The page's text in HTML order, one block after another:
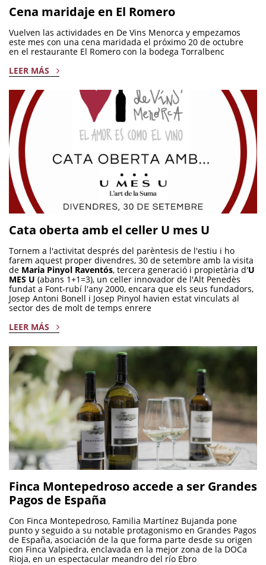
Cena maridaje en El Romero
Vuelven las actividades en De Vins Menorca y empezamos
este mes con una cena maridada el próximo 20 de octubre
en el restaurante El Romero con la bodega Torralbenc
LEER MÁS
Cata oberta amb el celler U mes U
Tornem a l'activitat després del parèntesis de l'estiu i ho
farem aquest proper divendres, 30 de setembre amb la visita
de Maria Pinyol Raventós, tercera generació i propietària d'U
MES U (abans 1+1=3), un celler innovador de l'Alt Penedès
fundat a Font-rubí l'any 2000, encara que els seus fundadors,
Josep Antoni Bonell i Josep Pinyol havien estat vinculats al
sector des de molt de temps enrere
LEER MÁS
Finca Montepedroso accede a ser Grandes
Pagos de España
Con Finca Montepedroso, Familia Martínez Bujanda pone
punto y seguido a su notable protagonismo en Grandes Pagos
de España, asociación de la que forma parte desde su origen
con Finca Valpiedra, enclavada en la mejor zona de la DOCa
Rioja, en un espectacular meandro del río Ebro